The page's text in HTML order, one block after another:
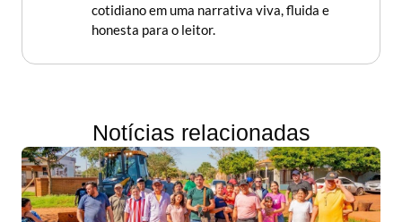
cotidiano em uma narrativa viva, fluida e
honesta para o leitor.
Notícias relacionadas